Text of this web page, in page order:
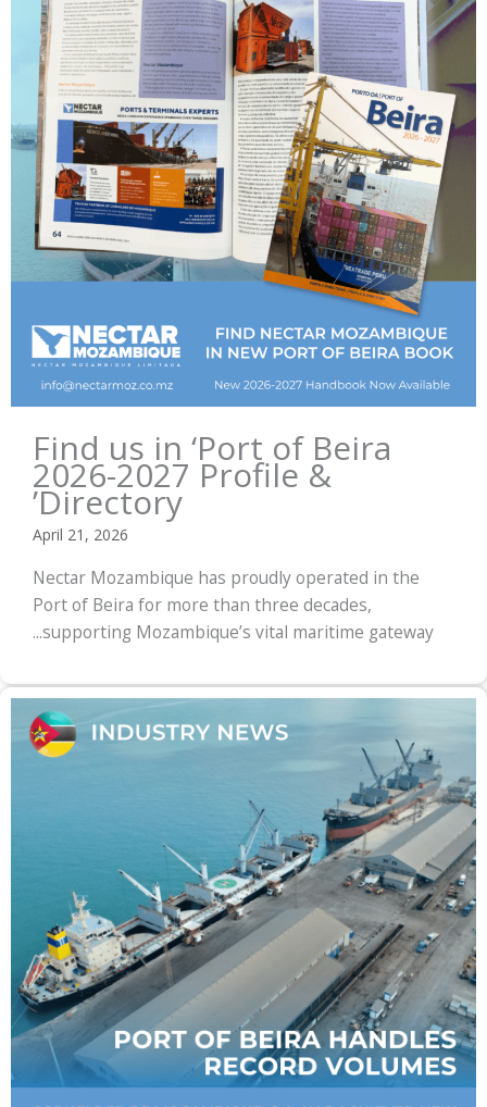
Find us in ‘Port of Beira
2026-2027 Profile &
Directory’
April 21, 2026
Nectar Mozambique has proudly operated in the
Port of Beira for more than three decades,
supporting Mozambique’s vital maritime gateway...